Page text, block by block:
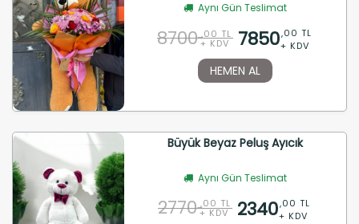
Aynı Gün Teslimat
8700 ,00 TL
+ KDV 7850,00 TL
+ KDV
HEMEN AL
Büyük Beyaz Peluş Ayıcık
Aynı Gün Teslimat
2770 ,00 TL
+ KDV 2340,00 TL
+ KDV